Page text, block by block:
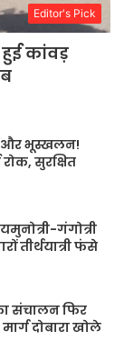
Editor's Pick
कांवड़
और भूस्खलन!
सुरक्षित
गंगोत्री
तीर्थयात्री फंसे
संचालन फिर
दोबारा खोले